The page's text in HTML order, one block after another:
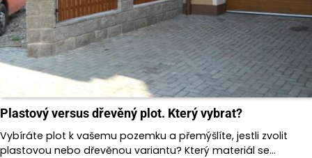
Plastový versus dřevěný plot. Který vybrat?
Vybíráte plot k vašemu pozemku a přemýšlíte, jestli zvolit
plastovou nebo dřevěnou variantu? Který materiál se…